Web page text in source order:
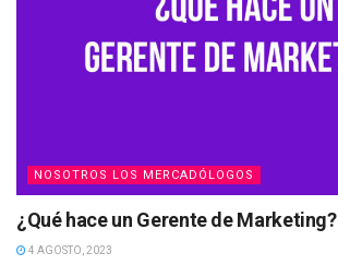
NOSOTROS LOS MERCADÓLOGOS
¿Qué hace un Gerente de Marketing?
4 AGOSTO, 2023